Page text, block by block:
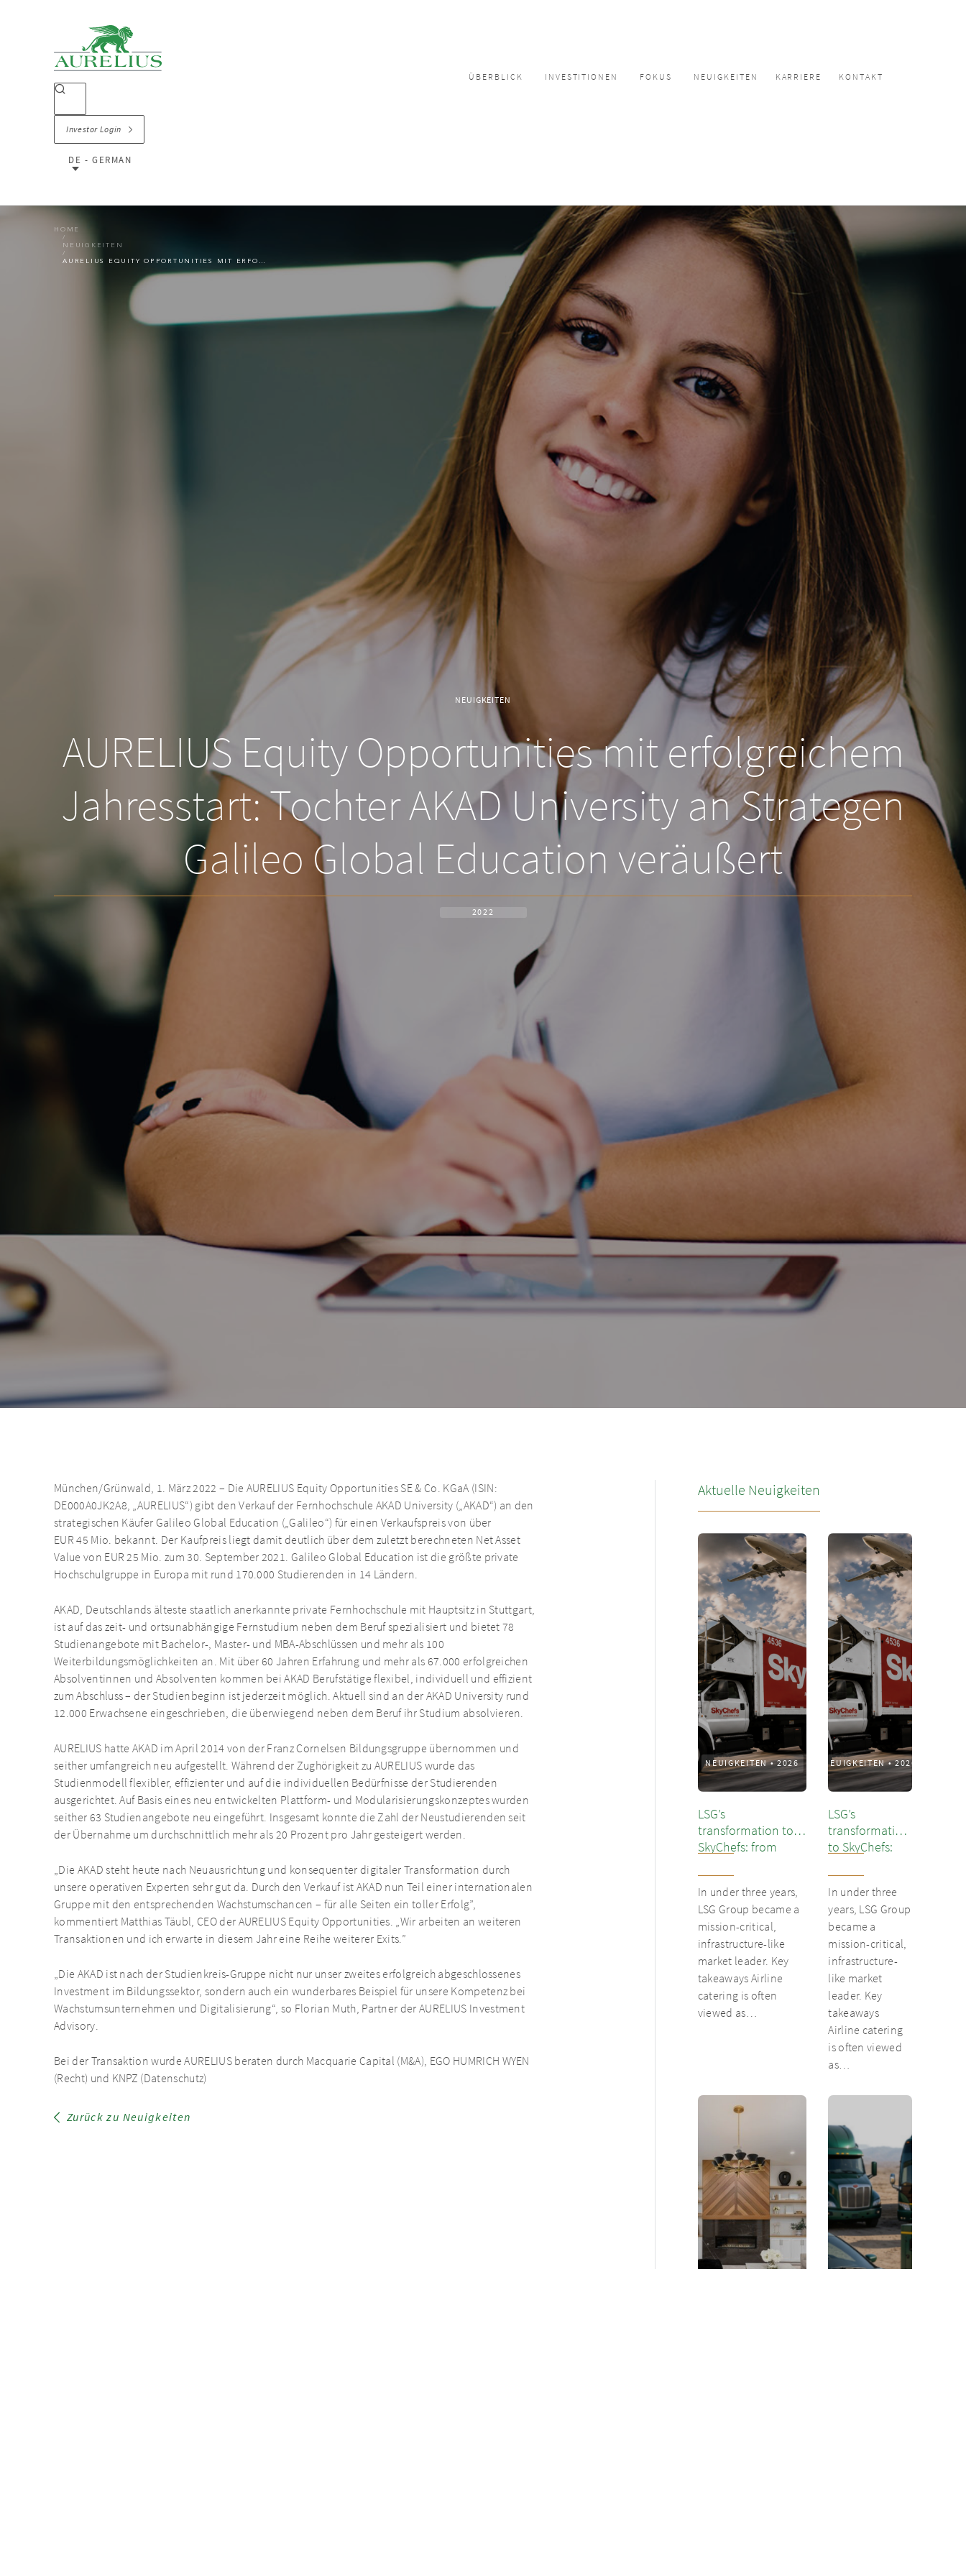
ÜBERBLICK INVESTITIONEN FOKUS NEUIGKEITEN KARRIERE KONTAKT
Investor Login
DE - GERMAN
HOME
NEUIGKEITEN
AURELIUS EQUITY OPPORTUNITIES MIT ERFOLGREICHEM JAHRESSTART: TOCHTER AKAD UNIVERSITY AN STRATEGEN GALILEO GLOBAL EDUCATION VERÄUSSERT
NEUIGKEITEN
AURELIUS Equity Opportunities mit erfolgreichem
Jahresstart: Tochter AKAD University an Strategen
Galileo Global Education veräußert
2022
München/Grünwald, 1. März 2022 – Die AURELIUS Equity Opportunities SE & Co. KGaA (ISIN:
DE000A0JK2A8, „AURELIUS“) gibt den Verkauf der Fernhochschule AKAD University („AKAD“) an den
strategischen Käufer Galileo Global Education („Galileo“) für einen Verkaufspreis von über
EUR 45 Mio. bekannt. Der Kaufpreis liegt damit deutlich über dem zuletzt berechneten Net Asset
Value von EUR 25 Mio. zum 30. September 2021. Galileo Global Education ist die größte private
Hochschulgruppe in Europa mit rund 170.000 Studierenden in 14 Ländern.
AKAD, Deutschlands älteste staatlich anerkannte private Fernhochschule mit Hauptsitz in Stuttgart,
ist auf das zeit- und ortsunabhängige Fernstudium neben dem Beruf spezialisiert und bietet 78
Studienangebote mit Bachelor-, Master- und MBA-Abschlüssen und mehr als 100
Weiterbildungsmöglichkeiten an. Mit über 60 Jahren Erfahrung und mehr als 67.000 erfolgreichen
Absolventinnen und Absolventen kommen bei AKAD Berufstätige flexibel, individuell und effizient
zum Abschluss – der Studienbeginn ist jederzeit möglich. Aktuell sind an der AKAD University rund
12.000 Erwachsene eingeschrieben, die überwiegend neben dem Beruf ihr Studium absolvieren.
AURELIUS hatte AKAD im April 2014 von der Franz Cornelsen Bildungsgruppe übernommen und
seither umfangreich neu aufgestellt. Während der Zughörigkeit zu AURELIUS wurde das
Studienmodell flexibler, effizienter und auf die individuellen Bedürfnisse der Studierenden
ausgerichtet. Auf Basis eines neu entwickelten Plattform- und Modularisierungskonzeptes wurden
seither 63 Studienangebote neu eingeführt. Insgesamt konnte die Zahl der Neustudierenden seit
der Übernahme um durchschnittlich mehr als 20 Prozent pro Jahr gesteigert werden.
„Die AKAD steht heute nach Neuausrichtung und konsequenter digitaler Transformation durch
unsere operativen Experten sehr gut da. Durch den Verkauf ist AKAD nun Teil einer internationalen
Gruppe mit den entsprechenden Wachstumschancen – für alle Seiten ein toller Erfolg”,
kommentiert Matthias Täubl, CEO der AURELIUS Equity Opportunities. „Wir arbeiten an weiteren
Transaktionen und ich erwarte in diesem Jahr eine Reihe weiterer Exits.”
„Die AKAD ist nach der Studienkreis-Gruppe nicht nur unser zweites erfolgreich abgeschlossenes
Investment im Bildungssektor, sondern auch ein wunderbares Beispiel für unsere Kompetenz bei
Wachstumsunternehmen und Digitalisierung“, so Florian Muth, Partner der AURELIUS Investment
Advisory.
Bei der Transaktion wurde AURELIUS beraten durch Macquarie Capital (M&A), EGO HUMRICH WYEN
(Recht) und KNPZ (Datenschutz)
Zurück zu Neuigkeiten
Aktuelle Neuigkeiten
NEUIGKEITEN•2026
LSG’s
transformation to
SkyChefs: from
unit into culinary
champion
In under three years,
LSG Group became a
mission-critical,
infrastructure-like
market leader. Key
takeaways Airline
catering is often
viewed as…
NEUIGKEITEN•2026
LSG’s
transformation
to SkyChefs:
underloved
catering unit
into culinary
champion
In under three
years, LSG Group
became a
mission-critical,
infrastructure-
like market
leader. Key
takeaways
Airline catering
is often viewed
as…